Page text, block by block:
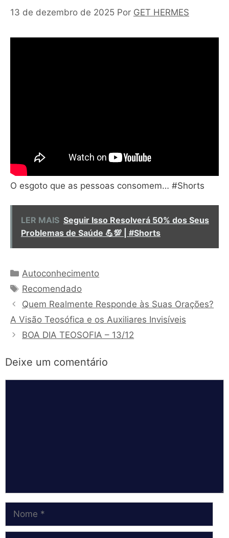
13 de dezembro de 2025 Por GET HERMES
O esgoto que as pessoas consomem… #Shorts
LER MAIS Seguir Isso Resolverá 50% dos Seus
Problemas de Saúde 💪💯 | #Shorts
Categorias
Autoconhecimento
Tags
Recomendado
Quem Realmente Responde às Suas Orações?
A Visão Teosófica e os Auxiliares Invisíveis
BOA DIA TEOSOFIA – 13/12
Deixe um comentário